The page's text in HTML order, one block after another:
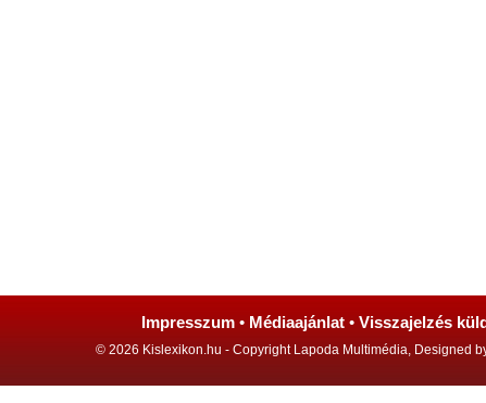
Impresszum • Médiaajánlat • Visszajelzés
© 2026 Kislexikon.hu - Copyright Lapoda Multimédia, Designed